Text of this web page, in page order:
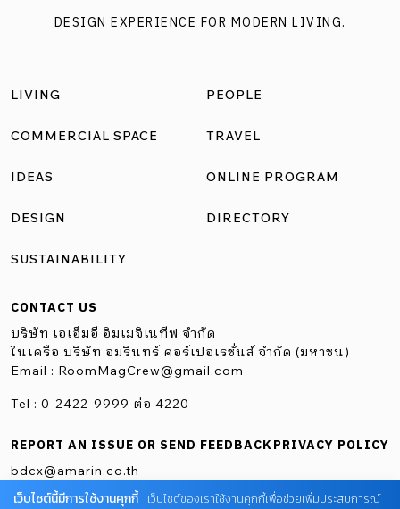
DESIGN EXPERIENCE FOR MODERN LIVING.
LIVING
COMMERCIAL SPACE
IDEAS
DESIGN
SUSTAINABILITY
PEOPLE
TRAVEL
ONLINE PROGRAM
DIRECTORY
CONTACT US
บริษัท เอเอ็มอี อิมเมจิเนทีฟ จำกัด
ในเครือ บริษัท อมรินทร์ คอร์เปอเรชั่นส์ จำกัด (มหาชน)
Email : RoomMagCrew@gmail.com
Tel : 0-2422-9999 ต่อ 4220
REPORT AN ISSUE OR SEND FEEDBACK
bdcx@amarin.co.th
PRIVACY POLICY
เว็บไซต์นี้มีการใช้งานคุกกี้ เว็บไซต์ของเราใช้งานคุกกี้เพื่อช่วยเพิ่มประสบการณ์